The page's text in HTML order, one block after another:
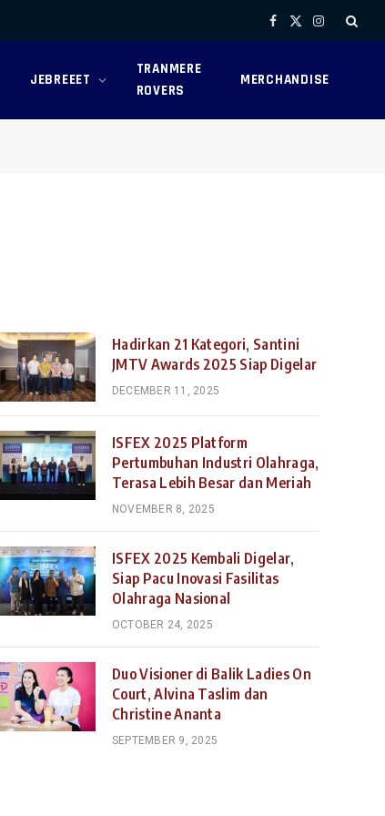
Facebook
X
Instagram
JEBREEET
TRANMERE
ROVERS
MERCHANDISE
Hadirkan 21 Kategori, Santini
JMTV Awards 2025 Siap Digelar
DECEMBER 11, 2025
ISFEX 2025 Platform
Pertumbuhan Industri Olahraga,
Terasa Lebih Besar dan Meriah
NOVEMBER 8, 2025
ISFEX 2025 Kembali Digelar,
Siap Pacu Inovasi Fasilitas
Olahraga Nasional
OCTOBER 24, 2025
Duo Visioner di Balik Ladies On
Court, Alvina Taslim dan
Christine Ananta
SEPTEMBER 9, 2025